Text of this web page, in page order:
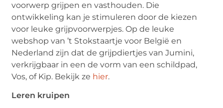
voorwerp grijpen en vasthouden. Die
ontwikkeling kan je stimuleren door de kiezen
voor leuke grijpvoorwerpjes. Op de leuke
webshop van ’t Stokstaartje voor België en
Nederland zijn dat de grijpdiertjes van Jumini,
verkrijgbaar in een de vorm van een schildpad,
Vos, of Kip. Bekijk ze hier.
Leren kruipen